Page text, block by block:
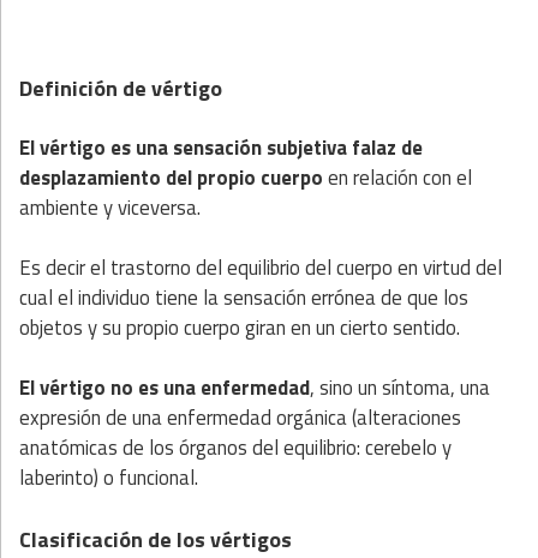
Definición de vértigo
El vértigo es una sensación subjetiva falaz de
desplazamiento del propio cuerpoen relación con el
ambiente y viceversa.
Es decir el trastorno del equilibrio del cuerpo en virtud del
cual el individuo tiene la sensación errónea de que los
objetos y su propio cuerpo giran en un cierto sentido.
El vértigo no es una enfermedad, sino un síntoma, una
expresión de una enfermedad orgánica (alteraciones
anatómicas de los órganos del equilibrio: cerebelo y
laberinto) o funcional.
Clasificación de los vértigos